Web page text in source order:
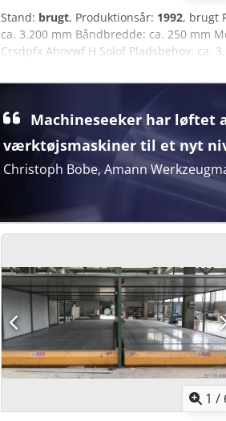
Stand: brugt, Produktionsår: 1992, brugt
ca. 3.200 mm Båndbredde: ca. 250 mm
Crsdpfx Ahovwf H Solof Pladsbehov: ca.
frit læsset, uindpakket Overdragelse i
reklamationsret
Machineseeker har løftet
værktøjsmaskiner til et nyt
Christoph Bobe, Amann
1 /